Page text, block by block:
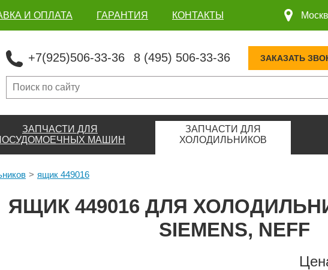
И ОПЛАТА ГАРАНТИЯ КОНТАКТЫ
+7(925)506-33-36 8 (495) 506-33-36 ЗАКАЗАТЬ
ЗАПЧАСТИ ДЛЯ
МАШИН
ЗАПЧАСТИ ДЛЯ
ХОЛОДИЛЬНИКОВ
ящик 449016
ЯЩИК 449016 ДЛЯ
SIEMENS, NEFF